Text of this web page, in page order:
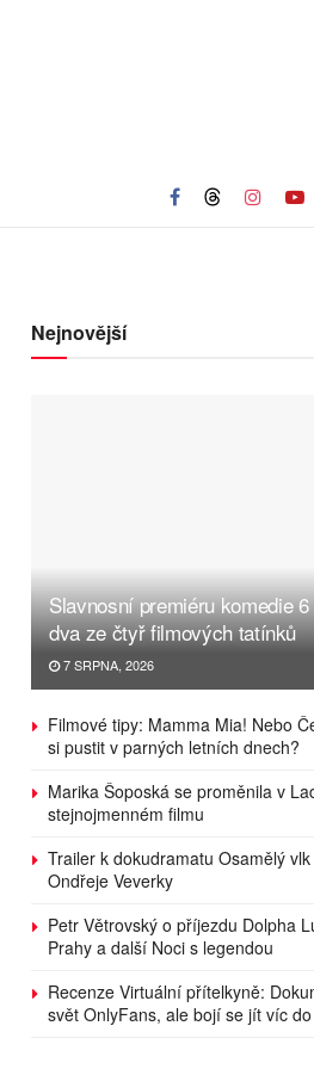
Nejnovější
Slavnosní premiéru komedie
dva ze čtyř filmových tatínků
7 SRPNA, 2026
Filmové tipy: Mamma Mia! Nebo
si pustit v parných letních dnech?
Marika Šoposká se proměnila v
stejnojmenném filmu
Trailer k dokudramatu Osamělý
Ondřeje Veverky
Petr Větrovský o příjezdu Dolpha
Prahy a další Noci s legendou
Recenze Virtuální přítelkyně:
svět OnlyFans, ale bojí se jít víc